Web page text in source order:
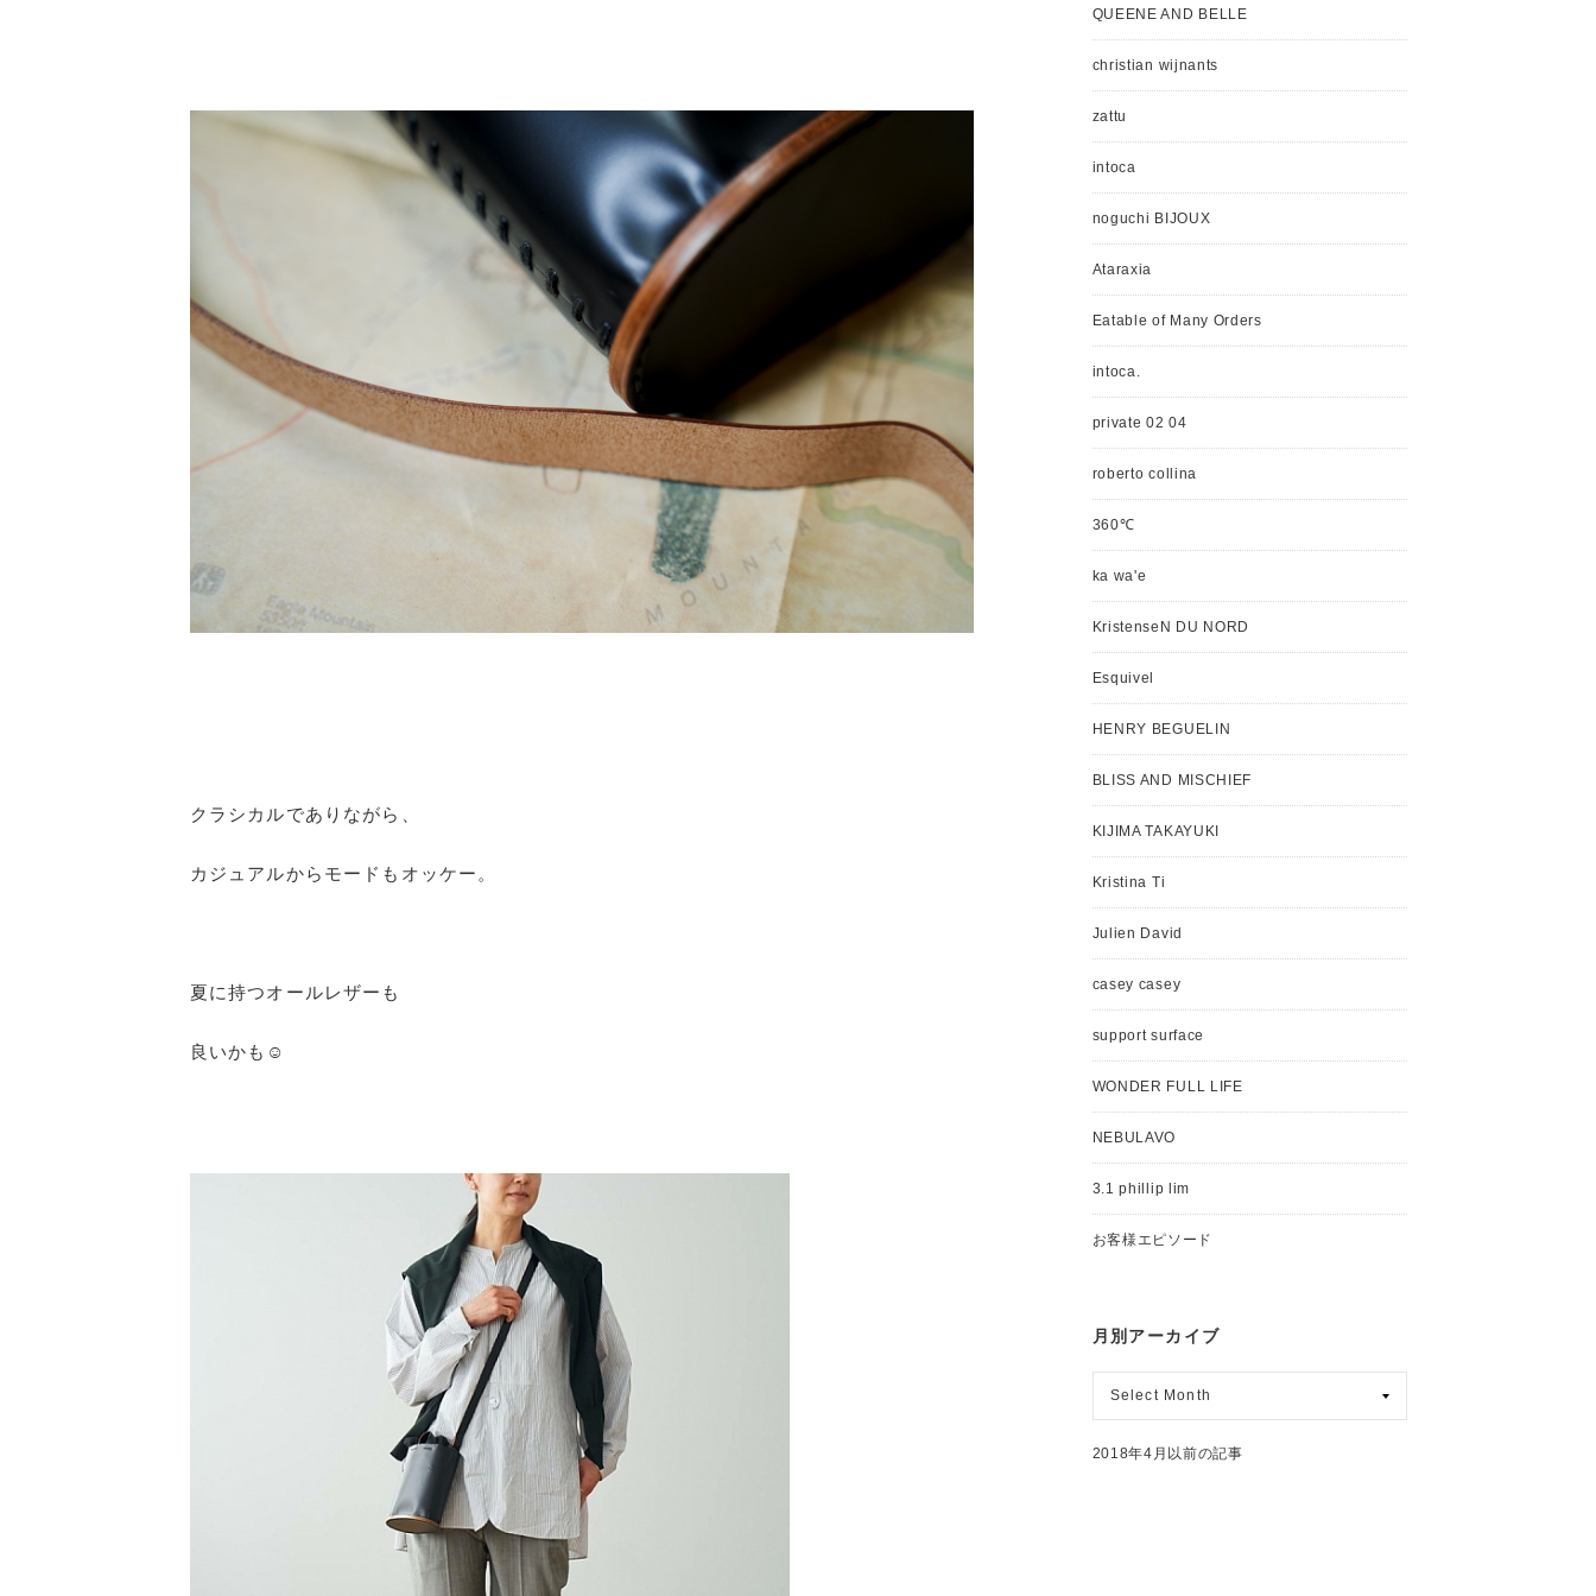
クラシカルでありながら、
カジュアルからモードもオッケー。
夏に持つオールレザーも
良いかも☺
QUEENE AND BELLE
christian wijnants
zattu
intoca
noguchi BIJOUX
Ataraxia
Eatable of Many Orders
intoca.
private 02 04
roberto collina
360℃
ka wa'e
KristenseN DU NORD
Esquivel
HENRY BEGUELIN
BLISS AND MISCHIEF
KIJIMA TAKAYUKI
Kristina Ti
Julien David
casey casey
support surface
WONDER FULL LIFE
NEBULAVO
3.1 phillip lim
お客様エピソード
月別アーカイブ
ア
カ
2018年4月以前の記事